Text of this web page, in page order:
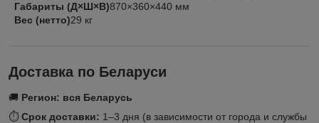
Габариты (Д×Ш×В)870×360×440 мм
Вес (нетто)29 кг
Доставка по Беларуси
🚚 Регион: вся Беларусь
⏱Срок доставки: 1–3 дня (в зависимости от города и службы